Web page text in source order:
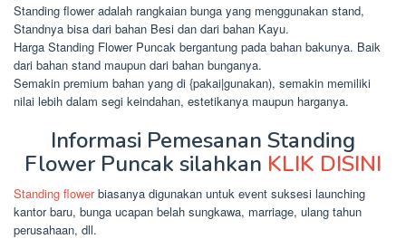
Standing flower adalah rangkaian bunga yang menggunakan stand,
Standnya bisa dari bahan Besi dan dari bahan Kayu.
Harga Standing Flower Puncak bergantung pada bahan bakunya. Baik
dari bahan stand maupun dari bahan bunganya.
Semakin premium bahan yang di {pakai|gunakan), semakin memiliki
nilai lebih dalam segi keindahan, estetikanya maupun harganya.
Informasi Pemesanan Standing
Flower Puncak silahkan KLIK DISINI
Standing flowerbiasanya digunakan untuk event suksesi launching
kantor baru, bunga ucapan belah sungkawa, marriage, ulang tahun
perusahaan, dll.